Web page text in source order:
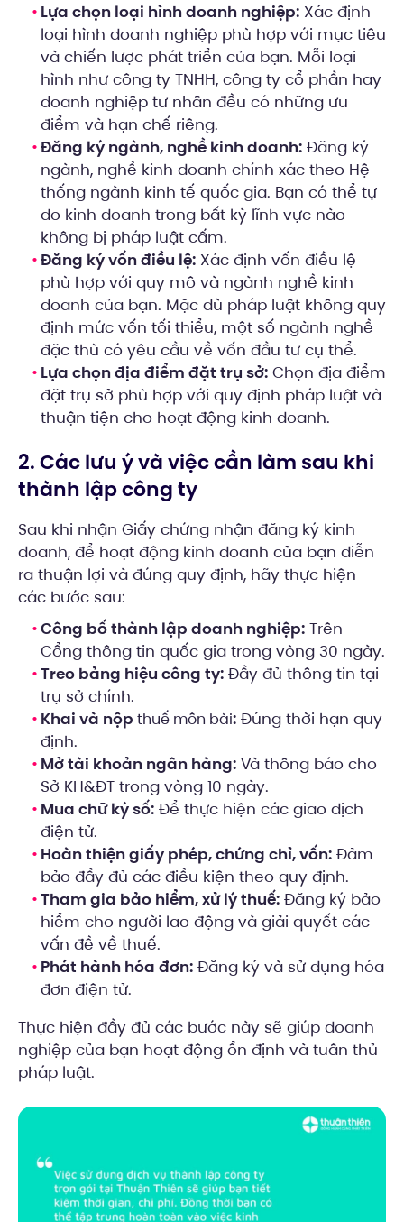
Lựa chọn loại hình doanh nghiệp: Xác định
loại hình doanh nghiệp phù hợp với mục tiêu
và chiến lược phát triển của bạn. Mỗi loại
hình như công ty TNHH, công ty cổ phần hay
doanh nghiệp tư nhân đều có những ưu
điểm và hạn chế riêng.
Đăng ký ngành, nghề kinh doanh: Đăng ký
ngành, nghề kinh doanh chính xác theo Hệ
thống ngành kinh tế quốc gia. Bạn có thể tự
do kinh doanh trong bất kỳ lĩnh vực nào
không bị pháp luật cấm.
Đăng ký vốn điều lệ: Xác định vốn điều lệ
phù hợp với quy mô và ngành nghề kinh
doanh của bạn. Mặc dù pháp luật không quy
định mức vốn tối thiểu, một số ngành nghề
đặc thù có yêu cầu về vốn đầu tư cụ thể.
Lựa chọn địa điểm đặt trụ sở: Chọn địa điểm
đặt trụ sở phù hợp với quy định pháp luật và
thuận tiện cho hoạt động kinh doanh.
2. Các lưu ý và việc cần làm sau khi
thành lập công ty
Sau khi nhận Giấy chứng nhận đăng ký kinh
doanh, để hoạt động kinh doanh của bạn diễn
ra thuận lợi và đúng quy định, hãy thực hiện
các bước sau:
Công bố thành lập doanh nghiệp: Trên
Cổng thông tin quốc gia trong vòng 30 ngày.
Treo bảng hiệu công ty: Đầy đủ thông tin tại
trụ sở chính.
Khai và nộp thuế môn bài: Đúng thời hạn quy
định.
Mở tài khoản ngân hàng: Và thông báo cho
Sở KH&ĐT trong vòng 10 ngày.
Mua chữ ký số: Để thực hiện các giao dịch
điện tử.
Hoàn thiện giấy phép, chứng chỉ, vốn: Đảm
bảo đầy đủ các điều kiện theo quy định.
Tham gia bảo hiểm, xử lý thuế: Đăng ký bảo
hiểm cho người lao động và giải quyết các
vấn đề về thuế.
Phát hành hóa đơn: Đăng ký và sử dụng hóa
đơn điện tử.
Thực hiện đầy đủ các bước này sẽ giúp doanh
nghiệp của bạn hoạt động ổn định và tuân thủ
pháp luật.